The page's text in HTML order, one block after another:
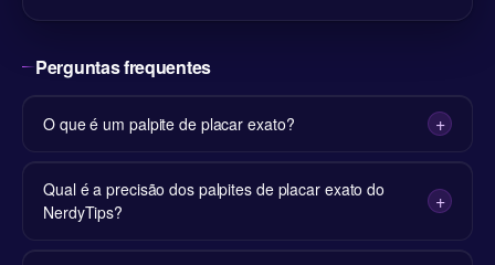
Perguntas frequentes
O que é um palpite de placar exato?
Qual é a precisão dos palpites de placar exato do
NerdyTips?